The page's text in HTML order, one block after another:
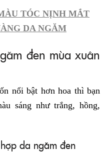
TÓC NỊNH MẮT
DA NGĂM
đen mùa xuân
nổi bật hơn hoa thì bạn
sáng như trắng, hồng,
da ngăm đen